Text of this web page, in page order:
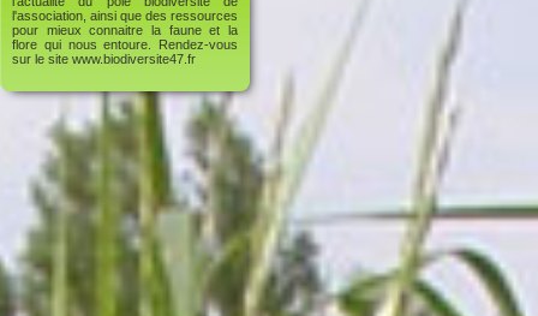
l'association, ainsi que des ressources
pour mieux connaitre la faune et la
flore qui nous entoure. Rendez-vous
sur le site www.biodiversite47.fr